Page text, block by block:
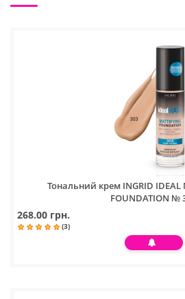
Тональний крем INGRID IDEAL
FOUNDATION №
268.00 грн.
(3)